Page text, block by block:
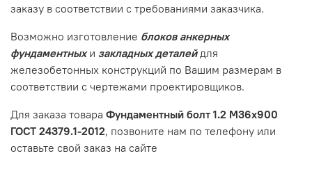
заказу в соответствии с требованиями заказчика.
Возможно изготовление блоков анкерных
фундаментныхи закладных деталейдля
железобетонных конструкций по Вашим размерам в
соответствии с чертежами проектировщиков.
Для заказа товара Фундаментный болт 1.2 М36х900
ГОСТ 24379.1-2012, позвоните нам по телефону или
оставьте свой заказ на сайте